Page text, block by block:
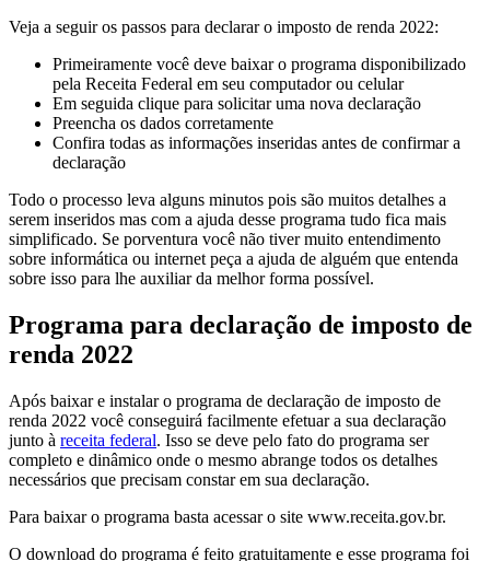
Veja a seguir os passos para declarar o imposto de renda 2022:
Primeiramente você deve baixar o programa disponibilizado
pela Receita Federal em seu computador ou celular
Em seguida clique para solicitar uma nova declaração
Preencha os dados corretamente
Confira todas as informações inseridas antes de confirmar a
declaração
Todo o processo leva alguns minutos pois são muitos detalhes a
serem inseridos mas com a ajuda desse programa tudo fica mais
simplificado. Se porventura você não tiver muito entendimento
sobre informática ou internet peça a ajuda de alguém que entenda
sobre isso para lhe auxiliar da melhor forma possível.
Programa para declaração de imposto de
renda 2022
Após baixar e instalar o programa de declaração de imposto de
renda 2022 você conseguirá facilmente efetuar a sua declaração
junto à receita federal. Isso se deve pelo fato do programa ser
completo e dinâmico onde o mesmo abrange todos os detalhes
necessários que precisam constar em sua declaração.
Para baixar o programa basta acessar o site www.receita.gov.br.
O download do programa é feito gratuitamente e esse programa foi